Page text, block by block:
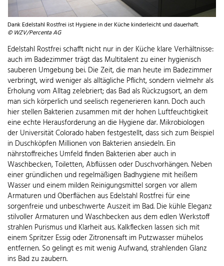
Dank Edelstahl Rostfrei ist Hygiene in der Küche kinderleicht und dauerhaft.
© WZV/Percenta AG
Edelstahl Rostfrei schafft nicht nur in der Küche klare Verhältnisse:
auch im Badezimmer trägt das Multitalent zu einer hygienisch
sauberen Umgebung bei. Die Zeit, die man heute im Badezimmer
verbringt, wird weniger als alltägliche Pflicht, sondern vielmehr als
Erholung vom Alltag zelebriert; das Bad als Rückzugsort, an dem
man sich körperlich und seelisch regenerieren kann. Doch auch
hier stellen Bakterien zusammen mit der hohen Luftfeuchtigkeit
eine echte Herausforderung an die Hygiene dar. Mikrobiologen
der Universität Colorado haben festgestellt, dass sich zum Beispiel
in Duschköpfen Millionen von Bakterien ansiedeln. Ein
nährstoffreiches Umfeld finden Bakterien aber auch in
Waschbecken, Toiletten, Abflüssen oder Duschvorhängen. Neben
einer gründlichen und regelmäßigen Badhygiene mit heißem
Wasser und einem milden Reinigungsmittel sorgen vor allem
Armaturen und Oberflächen aus Edelstahl Rostfrei für eine
sorgenfreie und unbeschwerte Auszeit im Bad. Die kühle Eleganz
stilvoller Armaturen und Waschbecken aus dem edlen Werkstoff
strahlen Purismus und Klarheit aus. Kalkflecken lassen sich mit
einem Spritzer Essig oder Zitronensaft im Putzwasser mühelos
entfernen. So gelingt es mit wenig Aufwand, strahlenden Glanz
ins Bad zu zaubern.